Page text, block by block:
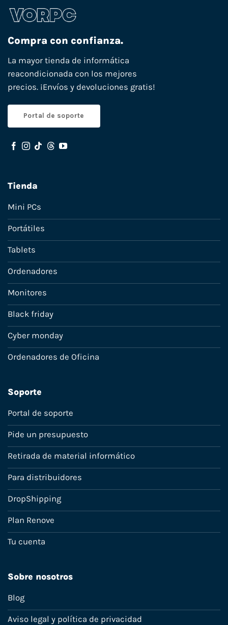
Compra con confianza.
La mayor tienda de informática
reacondicionada con los mejores
precios. ¡Envíos y devoluciones gratis!
Portal de soporte
Tienda
Mini PCs
Portátiles
Tablets
Ordenadores
Monitores
Black friday
Cyber monday
Ordenadores de Oficina
Soporte
Portal de soporte
Pide un presupuesto
Retirada de material informático
Para distribuidores
DropShipping
Plan Renove
Tu cuenta
Sobre nosotros
Blog
Aviso legal y política de privacidad